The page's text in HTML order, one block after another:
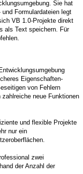
Sie hat
Formulardateien legt
VB 1.0-Projekte direkt
als Text speichern. Für
Eigenschaften-
von Fehlern
neue Funktionen
und flexible Projekte
nur ein
zwei
der Anzahl der